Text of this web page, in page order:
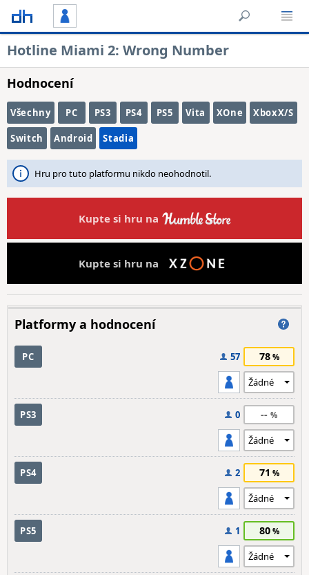
Hotline Miami 2: Wrong Number
Hodnocení
Všechny PC PS3 PS4 PS5 Vita XOne XboxX/S
Switch Android Stadia
Hru pro tuto platformu nikdo neohodnotil.
Kupte si hru na
Kupte si hru na
Platformy a hodnocení
PC 57 78
PS3 0 --
PS4 2 71
PS5 1 80